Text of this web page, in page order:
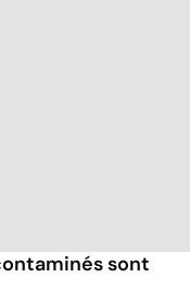
sont